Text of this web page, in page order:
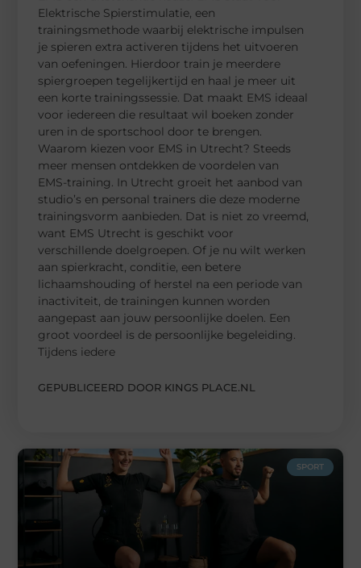
Elektrische Spierstimulatie, een
trainingsmethode waarbij elektrische impulsen
je spieren extra activeren tijdens het uitvoeren
van oefeningen. Hierdoor train je meerdere
spiergroepen tegelijkertijd en haal je meer uit
een korte trainingssessie. Dat maakt EMS ideaal
voor iedereen die resultaat wil boeken zonder
uren in de sportschool door te brengen.
Waarom kiezen voor EMS in Utrecht? Steeds
meer mensen ontdekken de voordelen van
EMS-training. In Utrecht groeit het aanbod van
studio’s en personal trainers die deze moderne
trainingsvorm aanbieden. Dat is niet zo vreemd,
want EMS Utrecht is geschikt voor
verschillende doelgroepen. Of je nu wilt werken
aan spierkracht, conditie, een betere
lichaamshouding of herstel na een periode van
inactiviteit, de trainingen kunnen worden
aangepast aan jouw persoonlijke doelen. Een
groot voordeel is de persoonlijke begeleiding.
Tijdens iedere
GEPUBLICEERD DOOR KINGS PLACE.NL
SPORT